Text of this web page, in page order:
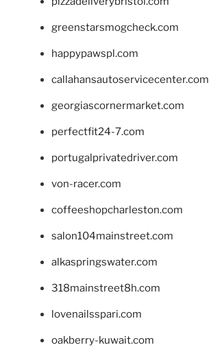
greenstarsmogcheck.com
happypawspl.com
callahansautoservicecenter.com
georgiascornermarket.com
perfectfit24-7.com
portugalprivatedriver.com
von-racer.com
coffeeshopcharleston.com
salon104mainstreet.com
alkaspringswater.com
318mainstreet8h.com
lovenailsspari.com
oakberry-kuwait.com